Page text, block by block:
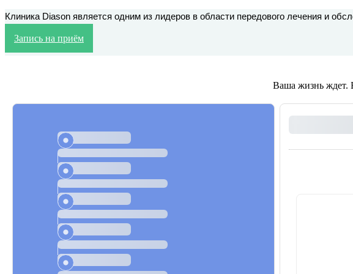
Клиника Diason является одним из лидеров в области передового лечения и
Запись на приём
Ваша жизнь ждет.